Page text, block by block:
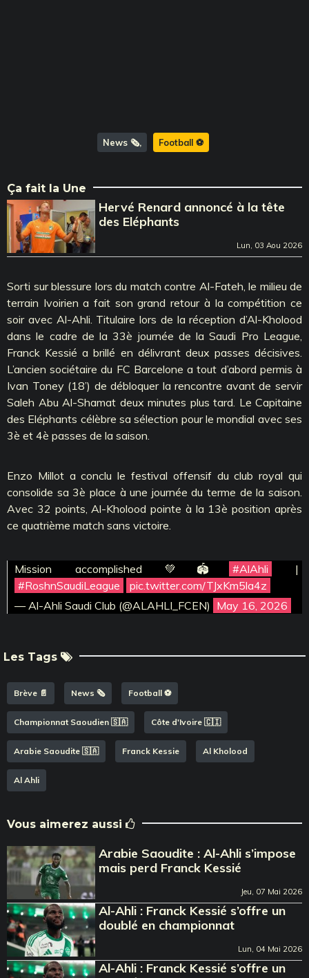
News 🗞️ Football ⚽️
Ça fait la Une
Hervé Renard annoncé à la tête
des Eléphants
Lun, 03 Aou 2026
Sorti sur blessure lors du match contre Al-Fateh, le milieu de
terrain Ivoirien a fait son grand retour à la compétition ce
soir avec Al-Ahli. Titulaire lors de la réception d’Al-Kholood
dans le cadre de la 33è journée de la Saudi Pro League,
Franck Kessié a brillé en délivrant deux passes décisives.
L’ancien sociétaire du FC Barcelone a tout d’abord permis à
Ivan Toney (18’) de débloquer la rencontre avant de servir
Saleh Abu Al-Shamat deux minutes plus tard. Le Capitaine
des Eléphants célèbre sa sélection pour le mondial avec ses
3è et 4è passes de la saison.
Enzo Millot a conclu le festival offensif du club royal qui
consolide sa 3è place à une journée du terme de la saison.
Avec 32 points, Al-Kholood pointe à la 13è position après
ce quatrième match sans victoire.
Mission accomplished 💚🏟 #AlAhli
|
#RoshnSaudiLeague
pic.twitter.com/TJxKm5la4z
— Al-Ahli Saudi Club (@ALAHLI_FCEN) May 16, 2026
Les Tags
Brève 📄 News 🗞️ Football ⚽️
Championnat Saoudien 🇸🇦 Côte d'Ivoire 🇨🇮
Arabie Saoudite 🇸🇦 Franck Kessie Al Kholood
Al Ahli
Vous aimerez aussi
Arabie Saoudite : Al-Ahli s’impose
mais perd Franck Kessié
Jeu, 07 Mai 2026
Al-Ahli : Franck Kessié s’offre un
doublé en championnat
Lun, 04 Mai 2026
Al-Ahli : Franck Kessié s’offre un